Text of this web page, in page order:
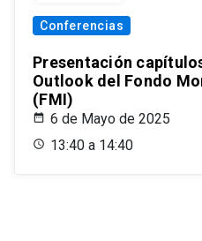
Conferencias
Presentación
Outlook del Fondo
(FMI)
6 de Mayo de 2025
13:40 a 14:40